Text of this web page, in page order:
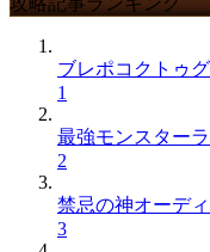
ブレポコクトゥ
1
最強モンスター
2
禁忌の神オーデ
3